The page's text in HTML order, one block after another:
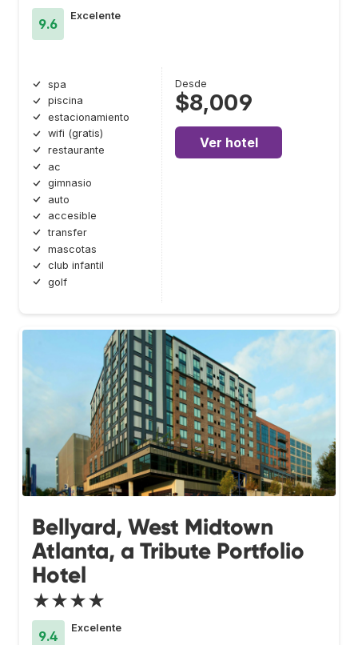
9.6
Excelente
spa
piscina
estacionamiento
wifi (gratis)
restaurante
ac
gimnasio
auto
accesible
transfer
mascotas
club infantil
golf
Desde
$8,009
Ver hotel
Bellyard, West Midtown
Atlanta, a Tribute Portfolio
Hotel
★★★★
9.4
Excelente